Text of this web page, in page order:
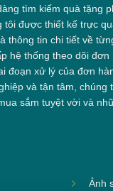
tìm kiếm quà tặng
tôi được thiết kế trực
thông tin chi tiết về
hệ thống theo dõi
đoạn xử lý của đơn
và tận tâm, chúng
sắm tuyệt vời và
Ảnh